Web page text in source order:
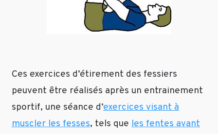
Ces exercices d’étirement des fessiers
peuvent être réalisés après un entrainement
sportif, une séance d’exercices visant à
muscler les fesses, tels que les fentes avant